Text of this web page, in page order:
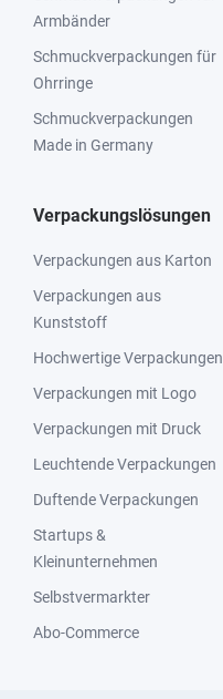
Armbänder
Schmuckverpackungen für
Ohrringe
Schmuckverpackungen
Made in Germany
Verpackungslösungen
Verpackungen aus Karton
Verpackungen aus
Kunststoff
Hochwertige Verpackungen
Verpackungen mit Logo
Verpackungen mit Druck
Leuchtende Verpackungen
Duftende Verpackungen
Startups &
Kleinunternehmen
Selbstvermarkter
Abo-Commerce